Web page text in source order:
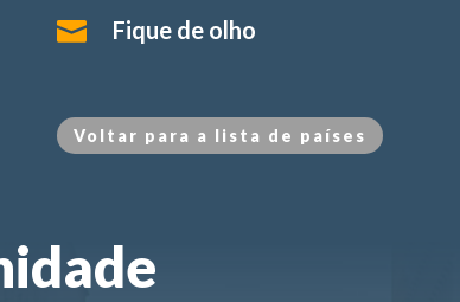
 Fique de olho
Voltar para a lista de países